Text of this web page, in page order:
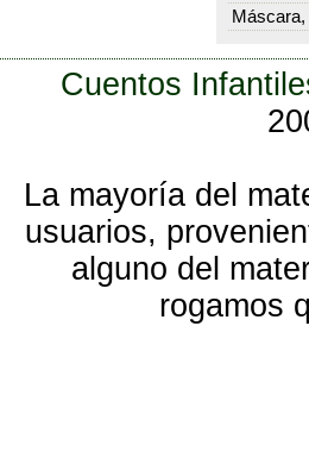
Cuentos
La mayoría del
usuarios,
alguno del
rogamos